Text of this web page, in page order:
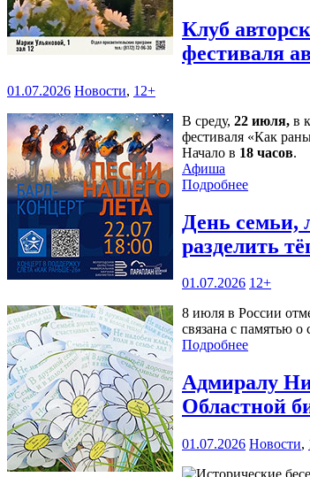
Клуб
фестиваля
01.07.2026 Новости, 12+
В среду, 22 июля, в
фестиваля «Как
Начало в 18 часов.
Афиша
Подробнее
День семьи,
разделить
01.07.2026 12+
8 июля в России
связана с памятью
Подробнее
Адмиралу
Областной
01.07.2026 Новости,